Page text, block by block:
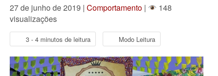
27 de junho de 2019 | Comportamento |
148
visualizações
3 - 4 minutos de leitura Modo Leitura